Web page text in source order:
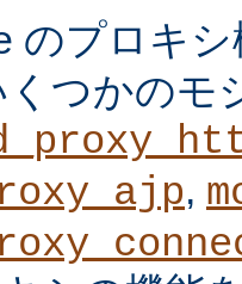
のプロキシ
くつかのモ
,